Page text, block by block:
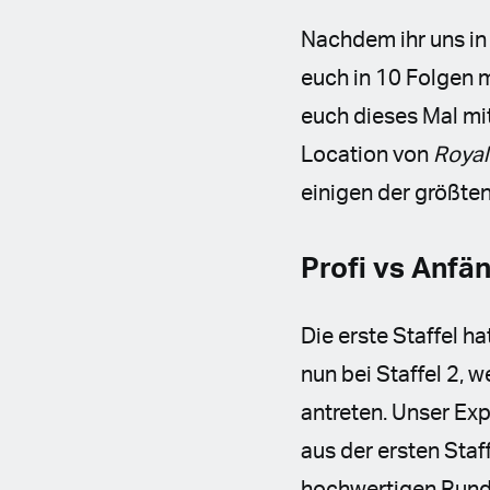
Nachdem ihr uns
euch in 10 Folgen
euch dieses Mal
Location von Royal
einigen der
Profi vs
Die erste Staffel
nun bei Staffel 2,
antreten. Unser
aus der ersten